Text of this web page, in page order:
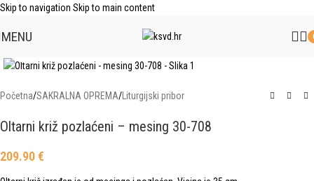
Skip to navigation Skip to main content
MENU
Početna/SAKRALNA OPREMA/Liturgijski pribor
Oltarni križ pozlaćeni – mesing 30-708
209.90€